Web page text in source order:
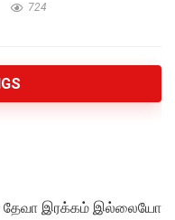
724
– தேவா இரக்கம் இல்லையோ